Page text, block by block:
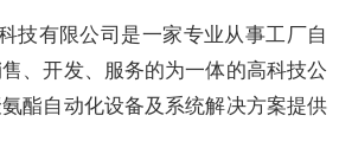
技有限公司是一家专业从事工厂自
、开发、服务的为一体的高科技公
酯自动化设备及系统解决方案提供